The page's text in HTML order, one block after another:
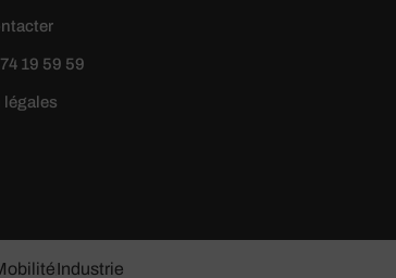
19 59 59
légales
Industrie